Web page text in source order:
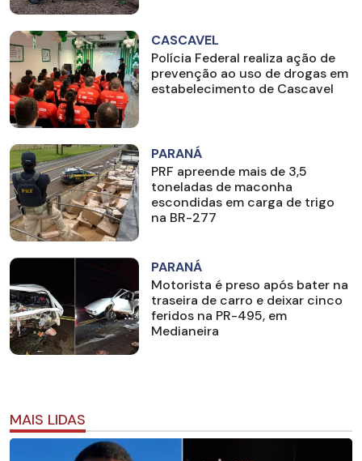
CASCAVEL
Polícia Federal realiza ação de
prevenção ao uso de drogas em
estabelecimento de Cascavel
PARANÁ
PRF apreende mais de 3,5
toneladas de maconha
escondidas em carga de trigo
na BR-277
PARANÁ
Motorista é preso após bater na
traseira de carro e deixar cinco
feridos na PR-495, em
Medianeira
MAIS LIDAS